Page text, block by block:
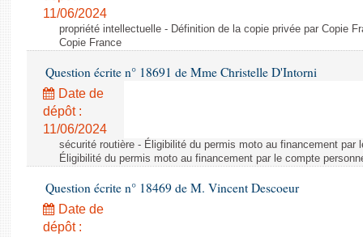
11/06/2024
propriété intellectuelle - Définition de la copie privée par Copie
Copie France
Question écrite n° 18691 de Mme Christelle D'Intorni
Date de
dépôt :
11/06/2024
sécurité routière - Éligibilité du permis moto au financement par
Éligibilité du permis moto au financement par le compte
Question écrite n° 18469 de M. Vincent Descoeur
Date de
dépôt :